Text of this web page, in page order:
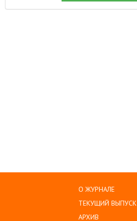
О ЖУРНАЛЕ
ТЕКУЩИЙ ВЫПУСК
АРХИВ